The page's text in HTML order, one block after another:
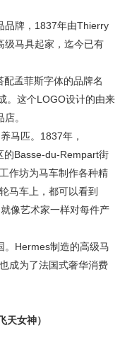
品牌，1837年由Thierry
级马具起家，迄今已有
孟菲斯字体的品牌名
。这个LOGO设计的由来
。
马匹。1837年，
的Basse-du-Rempart街
作坊为马车制作各种精
马车上，都可以看到
像艺术家一样对每件产
。Hermes制造的高级马
成为了法国式奢华消费
女神）